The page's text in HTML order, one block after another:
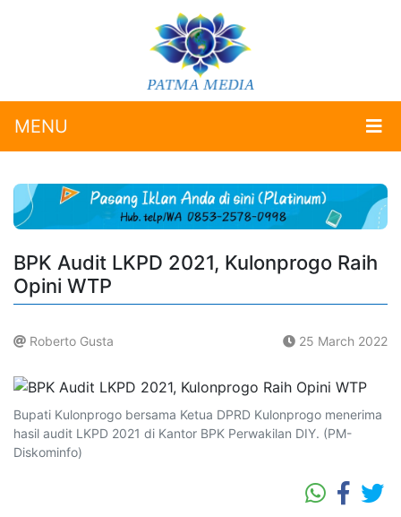
MENU
BPK Audit LKPD 2021, Kulonprogo Raih
Opini WTP
Roberto Gusta 25 March 2022
Bupati Kulonprogo bersama Ketua DPRD Kulonprogo menerima
hasil audit LKPD 2021 di Kantor BPK Perwakilan DIY. (PM-
Diskominfo)